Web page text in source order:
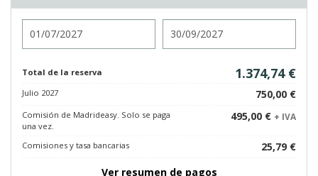
Total de la reserva 1.374,74 €
Julio 2027 750,00 €
Comisión de Madrideasy. Solo se paga
una vez.
495,00 € + IVA
Comisiones y tasa bancarias
25,79 €
Ver resumen de pagos